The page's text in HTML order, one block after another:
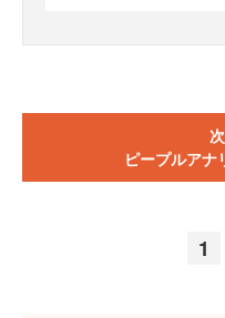
ピープルアナ
1